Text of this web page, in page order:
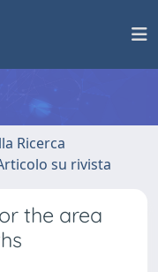
Ricerca
su rivista
the area